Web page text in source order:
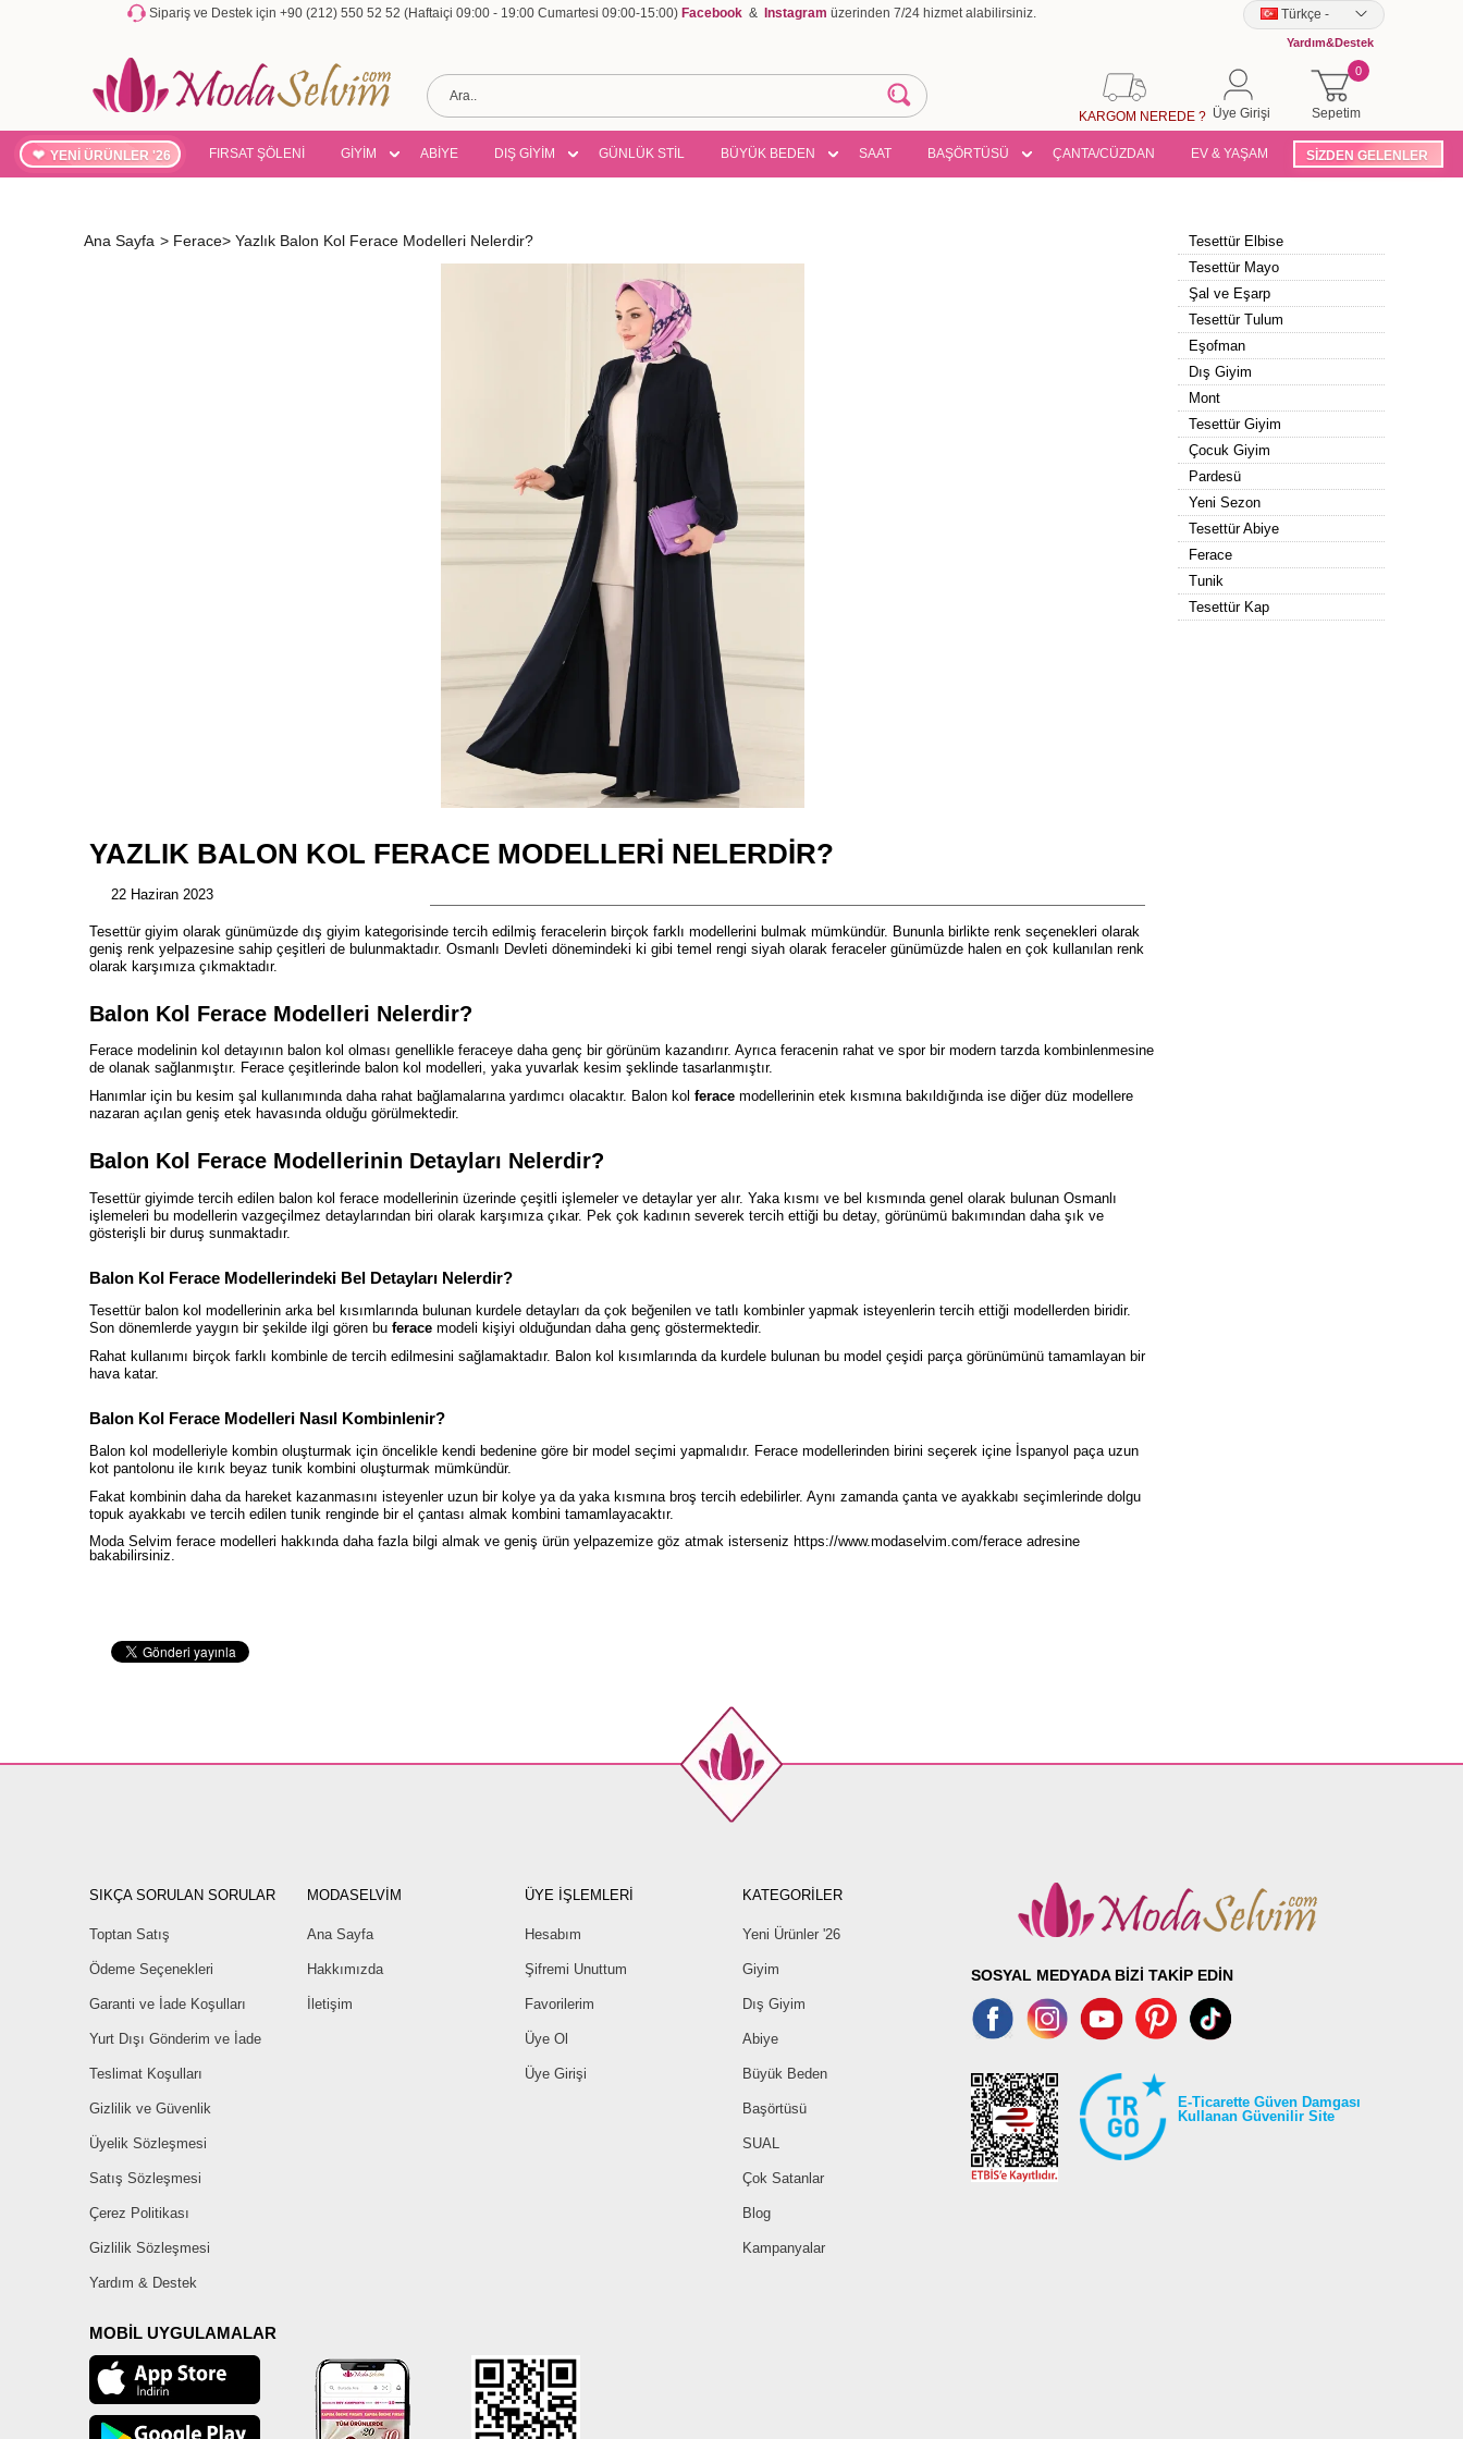
Sipariş ve Destek için +90 (212) 550 52 52 (Haftaiçi 09:00 - 19:00 Cumartesi 09:00-15:00) Facebook & Instagram üzerinden 7/24 hizmet alabilirsiniz. Türkçe -
Yardım&Destek
Sepetim
0
Üye Girişi
KARGOM NEREDE ?
YENİ ÜRÜNLER '26 FIRSAT ŞÖLENİ GİYİM ABİYE DIŞ GİYİM GÜNLÜK STİL BÜYÜK BEDEN SAAT BAŞÖRTÜSÜ ÇANTA/CÜZDAN EV & YAŞAM SİZDEN GELENLER
Ana Sayfa > Ferace> Yazlık Balon Kol Ferace Modelleri Nelerdir?
YAZLIK BALON KOL FERACE MODELLERI NELERDIR?
22 Haziran 2023
Tesettür giyim olarak günümüzde dış giyim kategorisinde tercih edilmiş feracelerin birçok farklı modellerini bulmak mümkündür. Bununla birlikte renk seçenekleri olarak
geniş renk yelpazesine sahip çeşitleri de bulunmaktadır. Osmanlı Devleti dönemindeki ki gibi temel rengi siyah olarak feraceler günümüzde halen en çok kullanılan renk
olarak karşımıza çıkmaktadır.
Balon Kol Ferace Modelleri Nelerdir?
Ferace modelinin kol detayının balon kol olması genellikle feraceye daha genç bir görünüm kazandırır. Ayrıca feracenin rahat ve spor bir modern tarzda kombinlenmesine
de olanak sağlanmıştır. Ferace çeşitlerinde balon kol modelleri, yaka yuvarlak kesim şeklinde tasarlanmıştır.
Hanımlar için bu kesim şal kullanımında daha rahat bağlamalarına yardımcı olacaktır. Balon kol ferace modellerinin etek kısmına bakıldığında ise diğer düz modellere
nazaran açılan geniş etek havasında olduğu görülmektedir.
Balon Kol Ferace Modellerinin Detayları Nelerdir?
Tesettür giyimde tercih edilen balon kol ferace modellerinin üzerinde çeşitli işlemeler ve detaylar yer alır. Yaka kısmı ve bel kısmında genel olarak bulunan Osmanlı
işlemeleri bu modellerin vazgeçilmez detaylarından biri olarak karşımıza çıkar. Pek çok kadının severek tercih ettiği bu detay, görünümü bakımından daha şık ve
gösterişli bir duruş sunmaktadır.
Balon Kol Ferace Modellerindeki Bel Detayları Nelerdir?
Tesettür balon kol modellerinin arka bel kısımlarında bulunan kurdele detayları da çok beğenilen ve tatlı kombinler yapmak isteyenlerin tercih ettiği modellerden biridir.
Son dönemlerde yaygın bir şekilde ilgi gören bu ferace modeli kişiyi olduğundan daha genç göstermektedir.
Rahat kullanımı birçok farklı kombinle de tercih edilmesini sağlamaktadır. Balon kol kısımlarında da kurdele bulunan bu model çeşidi parça görünümünü tamamlayan bir
hava katar.
Balon Kol Ferace Modelleri Nasıl Kombinlenir?
Balon kol modelleriyle kombin oluşturmak için öncelikle kendi bedenine göre bir model seçimi yapmalıdır. Ferace modellerinden birini seçerek içine İspanyol paça uzun
kot pantolonu ile kırık beyaz tunik kombini oluşturmak mümkündür.
Fakat kombinin daha da hareket kazanmasını isteyenler uzun bir kolye ya da yaka kısmına broş tercih edebilirler. Aynı zamanda çanta ve ayakkabı seçimlerinde dolgu
topuk ayakkabı ve tercih edilen tunik renginde bir el çantası almak kombini tamamlayacaktır.
Moda Selvim ferace modelleri hakkında daha fazla bilgi almak ve geniş ürün yelpazemize göz atmak isterseniz https://www.modaselvim.com/ferace adresine
bakabilirsiniz.
Tesettür Elbise
Tesettür Mayo
Şal ve Eşarp
Tesettür Tulum
Eşofman
Dış Giyim
Mont
Tesettür Giyim
Çocuk Giyim
Pardesü
Yeni Sezon
Tesettür Abiye
Ferace
Tunik
Tesettür Kap
SIKÇA SORULAN SORULAR
Toptan Satış
Ödeme Seçenekleri
Garanti ve İade Koşulları
Yurt Dışı Gönderim ve İade
Teslimat Koşulları
Gizlilik ve Güvenlik
Üyelik Sözleşmesi
Satış Sözleşmesi
Çerez Politikası
Gizlilik Sözleşmesi
Yardım & Destek
MODASELVİM
Ana Sayfa
Hakkımızda
İletişim
ÜYE İŞLEMLERİ
Hesabım
Şifremi Unuttum
Favorilerim
Üye Ol
Üye Girişi
KATEGORİLER
Yeni Ürünler '26
Giyim
Dış Giyim
Abiye
Büyük Beden
Başörtüsü
SUAL
Çok Satanlar
Blog
Kampanyalar
MOBİL UYGULAMALAR
SOSYAL MEDYADA BİZİ TAKİP EDİN
E-Ticarette Güven Damgası
Kullanan Güvenilir Site